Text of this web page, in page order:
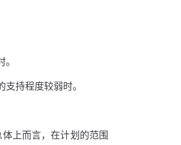
持程度较弱时。
上而言，在计划的范围